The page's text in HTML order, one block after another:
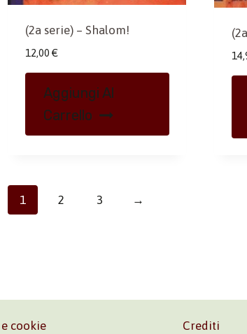
(2a serie) – Shalom!
12,00 €
Aggiungi Al
Carrello
1 2 3 →
cookie Crediti